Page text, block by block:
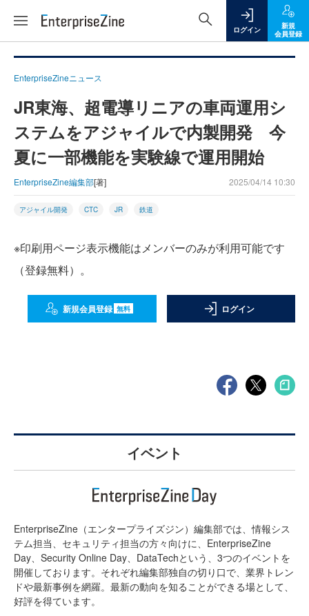
ログイン
新規
会員登録
EnterpriseZineニュース
JR東海、超電導リニアの車両運用シ
ステムをアジャイルで内製開発 今
夏に一部機能を実験線で運用開始
EnterpriseZine編集部[著] 2025/04/14 10:30
アジャイル開発 CTC JR 鉄道
※印刷用ページ表示機能はメンバーのみが利用可能です
（登録無料）。
新規会員登録 無料 ログイン
イベント
EnterpriseZine（エンタープライズジン）編集部では、情報シス
テム担当、セキュリティ担当の方々向けに、EnterpriseZine
Day、Security Online Day、DataTechという、3つのイベントを
開催しております。それぞれ編集部独自の切り口で、業界トレン
ドや最新事例を網羅。最新の動向を知ることができる場として、
好評を得ています。